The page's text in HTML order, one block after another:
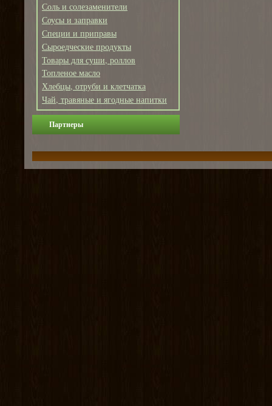
Соль и солезаменители
Соусы и заправки
Специи и приправы
Сыроедческие продукты
Товары для суши, роллов
Топленое масло
Хлебцы, отруби и клетчатка
Чай, травяные и ягодные напитки
Партнеры